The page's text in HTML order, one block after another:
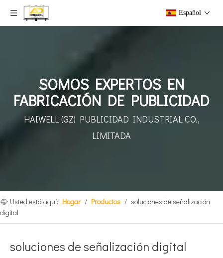
Español
SOMOS EXPERTOS EN
FABRICACIÓN DE PUBLICIDAD
HAIWELL (GZ) PUBLICIDAD INDUSTRIAL CO.,
LIMITADA
Usted está aquí: Hogar / Productos / soluciones de señalización
digital
soluciones de señalización digital